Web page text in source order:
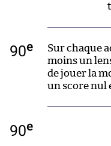
90e
Sur chaque
moins un
de jouer la
un score nul
90e